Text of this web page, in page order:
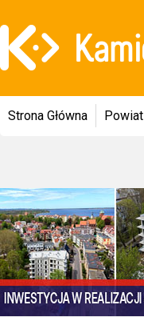
Strona Główna Powiat